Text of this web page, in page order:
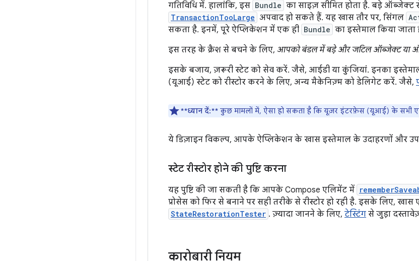
गतिविधि में. हालांकि, इस Bundle का साइज़ सीमित होता है. बड़े ऑब्जेक्ट
TransactionTooLarge अपवाद हो सकते हैं. यह खास तौर पर, सिंगल
सकता है. इनमें, पूरे ऐप्लिकेशन में एक ही Bundle का इस्तेमाल किया जाता
इस तरह के क्रैश से बचने के लिए, आपको बंडल में बड़े और जटिल ऑब्जेक्ट या
इसके बजाय, ज़रूरी स्टेट को सेव करें. जैसे, आईडी या कुंजियां. इनका
(यूआई) स्टेट को रीस्टोर करने के लिए, अन्य मैकेनिज़्म को डेलिगेट करें. जैसे,
**ध्यान दें:** कुछ मामलों में, ऐसा हो सकता है कि यूज़र इंटरफ़ेस (यूआई) के सभी
ये डिज़ाइन विकल्प, आपके ऐप्लिकेशन के खास इस्तेमाल के उदाहरणों और
स्टेट रीस्टोर होने की पुष्टि करना
यह पुष्टि की जा सकती है कि आपके Compose एलिमेंट में
प्रोसेस को फिर से बनाने पर सही तरीके से रीस्टोर हो रही है. इसके लिए,
StateRestorationTester . ज़्यादा जानने के लिए, टेस्टिंग से जुड़ा
कारोबारी नियम